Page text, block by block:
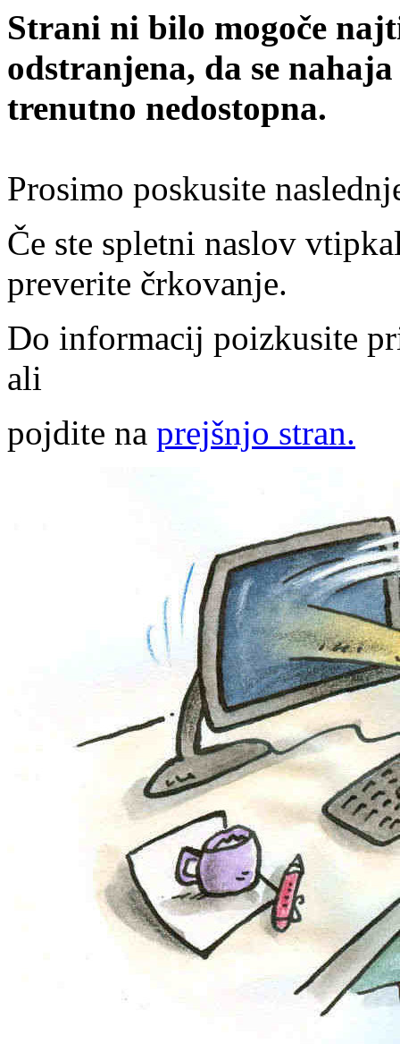
Strani ni bilo mogoče
odstranjena, da se
trenutno nedostopna.
Prosimo poskusite
Če ste spletni naslov
preverite črkovanje.
Do informacij poizkusite
ali
pojdite na prejšnjo stran.